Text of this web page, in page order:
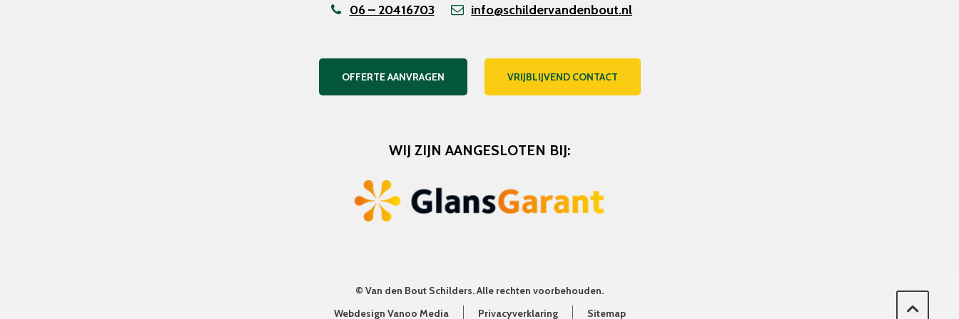
06 – 20416703
info@schildervandenbout.nl
OFFERTE AANVRAGEN VRIJBLIJVEND CONTACT
WIJ ZIJN AANGESLOTEN BIJ:
© Van den Bout Schilders. Alle rechten voorbehouden.
Webdesign Vanoo Media
Privacyverklaring Sitemap